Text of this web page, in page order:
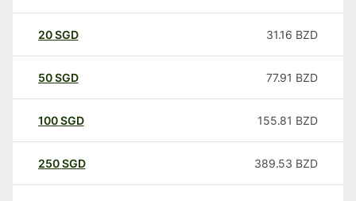
20SGD 31.16 BZD
50SGD 77.91 BZD
100SGD 155.81 BZD
250SGD 389.53 BZD